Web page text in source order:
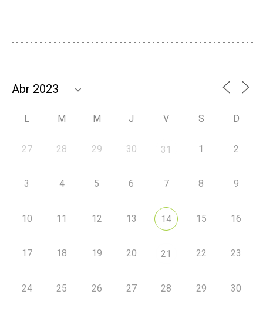
L M M J V S D
27 28 29 30 31 1 2
3 4 5 6 7 8 9
10 11 12 13 14 15 16
17 18 19 20 21 22 23
24 25 26 27 28 29 30